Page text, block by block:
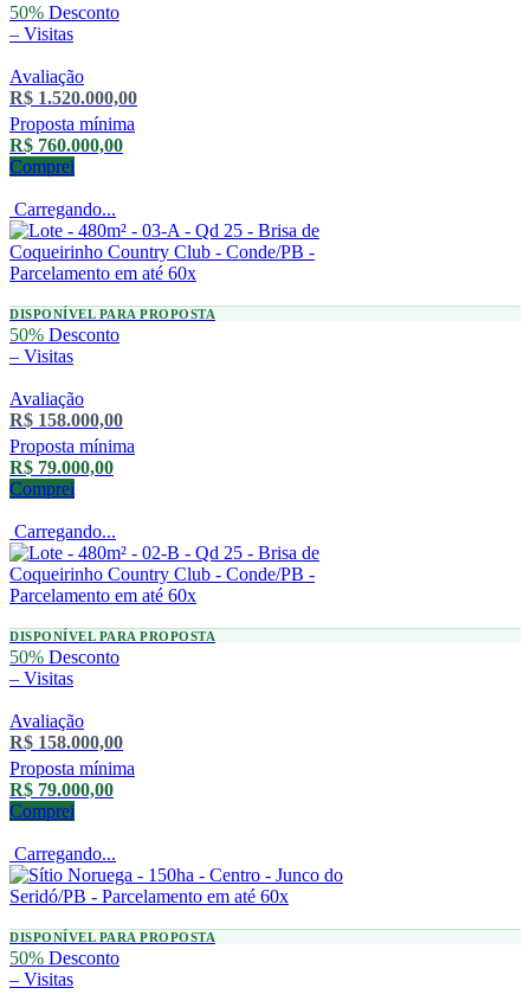
50% Desconto
– Visitas
Avaliação
R$ 1.520.000,00
Proposta mínima
R$ 760.000,00
Comprei
Carregando...
DISPONÍVEL PARA PROPOSTA
50% Desconto
– Visitas
Avaliação
R$ 158.000,00
Proposta mínima
R$ 79.000,00
Comprei
Carregando...
DISPONÍVEL PARA PROPOSTA
50% Desconto
– Visitas
Avaliação
R$ 158.000,00
Proposta mínima
R$ 79.000,00
Comprei
Carregando...
DISPONÍVEL PARA PROPOSTA
50% Desconto
– Visitas